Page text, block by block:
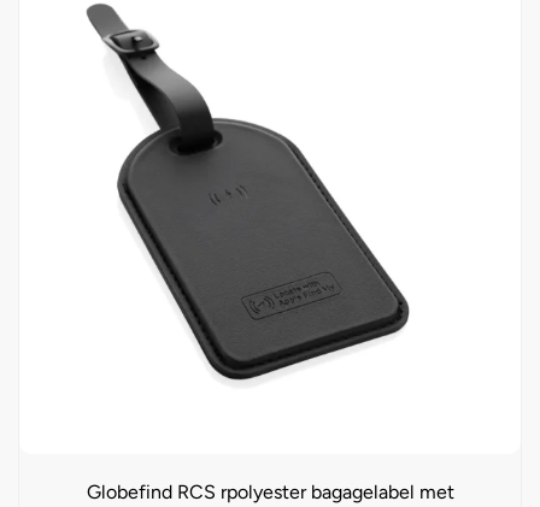
Globefind RCS rpolyester bagagelabel met